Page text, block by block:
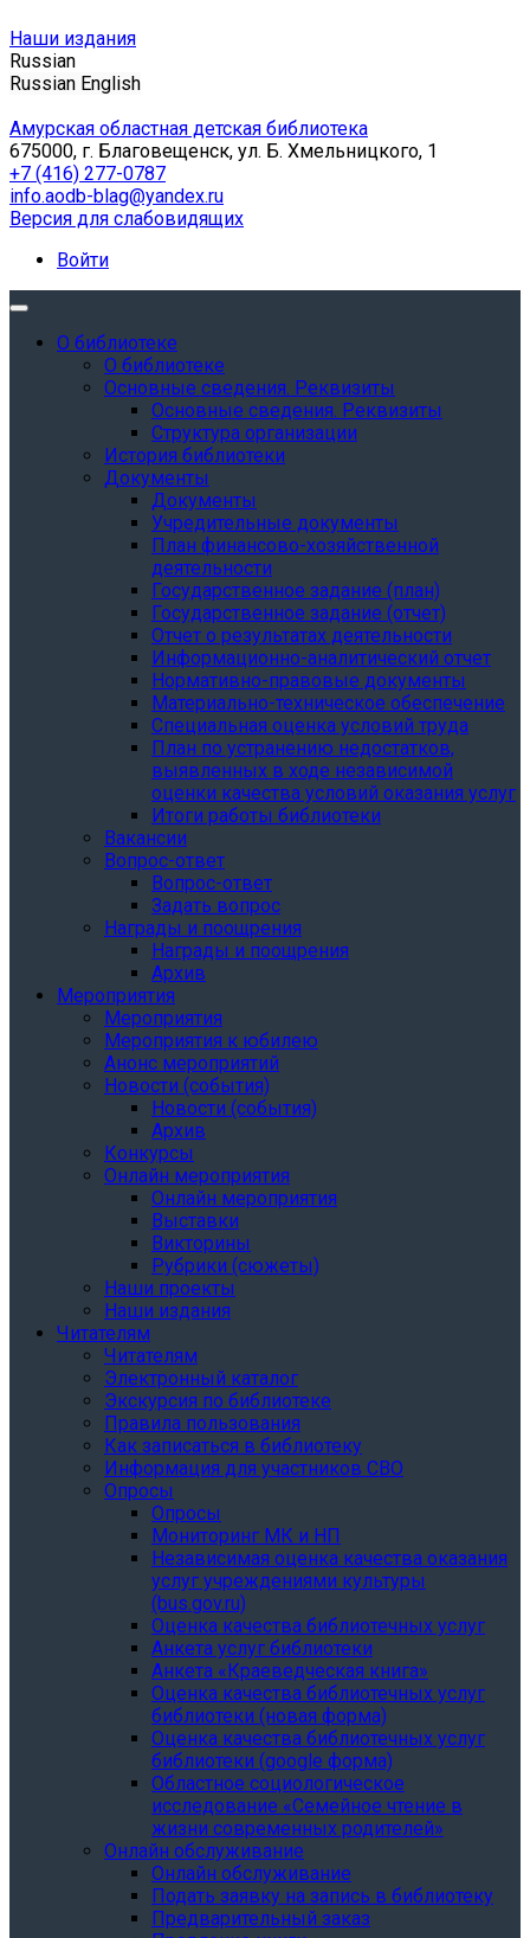
Наши издания
Russian
Russian English
Амурская областная детская библиотека
675000, г. Благовещенск, ул. Б. Хмельницкого, 1
+7 (416) 277-0787
info.aodb-blag@yandex.ru
Версия для слабовидящих
Войти
О библиотеке
О библиотеке
Основные сведения. Реквизиты
Основные сведения. Реквизиты
Структура организации
История библиотеки
Документы
Документы
Учредительные документы
План финансово-хозяйственной
деятельности
Государственное задание (план)
Государственное задание (отчет)
Отчет о результатах деятельности
Информационно-аналитический отчет
Нормативно-правовые документы
Материально-техническое обеспечение
Специальная оценка условий труда
План по устранению недостатков,
выявленных в ходе независимой
оценки качества условий оказания услуг
Итоги работы библиотеки
Вакансии
Вопрос-ответ
Вопрос-ответ
Задать вопрос
Награды и поощрения
Награды и поощрения
Архив
Мероприятия
Мероприятия
Мероприятия к юбилею
Анонс мероприятий
Новости (события)
Новости (события)
Архив
Конкурсы
Онлайн мероприятия
Онлайн мероприятия
Выставки
Викторины
Рубрики (сюжеты)
Наши проекты
Наши издания
Читателям
Читателям
Электронный каталог
Экскурсия по библиотеке
Правила пользования
Как записаться в библиотеку
Информация для участников СВО
Опросы
Опросы
Мониторинг МК и НП
Независимая оценка качества оказания
услуг учреждениями культуры
(bus.gov.ru)
Оценка качества библиотечных услуг
Анкета услуг библиотеки
Анкета «Краеведческая книга»
Oценка качества библиотечных услуг
библиотеки (новая форма)
Oценка качества библиотечных услуг
библиотеки (google форма)
Областное социологическое
исследование «Семейное чтение в
жизни современных родителей»
Онлайн обслуживание
Онлайн обслуживание
Подать заявку на запись в библиотеку
Предварительный заказ